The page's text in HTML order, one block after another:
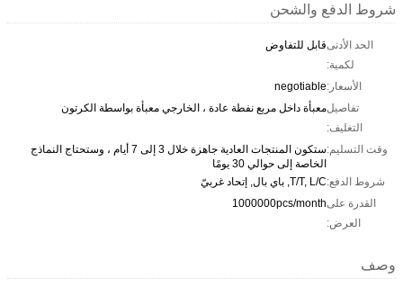
شروط الدفع والشحن
الحد الأدنى
لكمية:
قابل للتفاوض
الأسعار:negotiable
تفاصيل
التغليف:
معبأة داخل مربع نفطة عادة ، الخارجي معبأة بواسطة الكرتون
وقت التسليم:
ستكون المنتجات العادية جاهزة خلال 3 إلى 7 أيام ، وستحتاج النماذج
الخاصة إلى حوالي 30 يومًا
شروط الدفع:T/T, L/C, باي بال, إتحاد غربيّ
القدرة على
العرض:
1000000pcs/month
وصف